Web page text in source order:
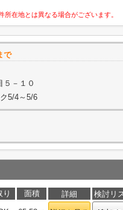
在地とは異なる場合がございます。
で
５－１０
5/4～5/6
り 面積 詳細
検討リ